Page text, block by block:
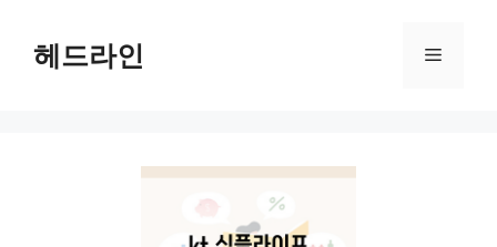
헤드라인 메